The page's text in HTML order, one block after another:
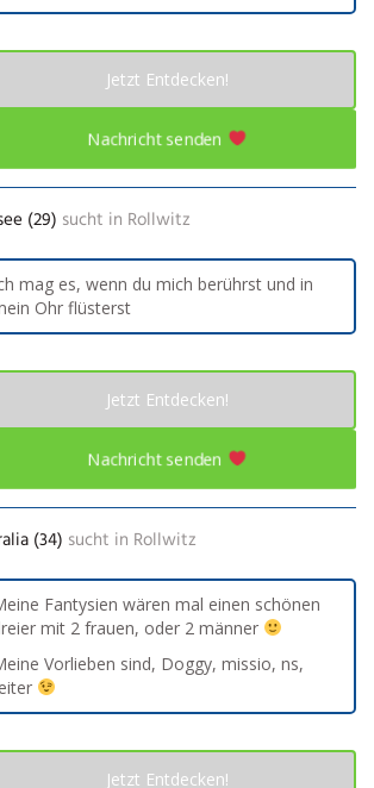
Jetzt Entdecken!
Nachricht senden
(29) sucht in Rollwitz
mag es, wenn du mich berührst und in
Ohr flüsterst
Jetzt Entdecken!
Nachricht senden
(34) sucht in Rollwitz
Fantysien wären mal einen schönen
mit 2 frauen, oder 2 männer
Vorlieben sind, Doggy, missio, ns,
Jetzt Entdecken!